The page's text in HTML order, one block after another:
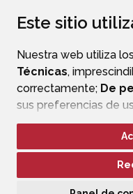
Este sitio
Nuestra web utiliza
Técnicas,
correctamente; De
sus preferencias de
mejorar el
Si acepta pulsando
consideramos que